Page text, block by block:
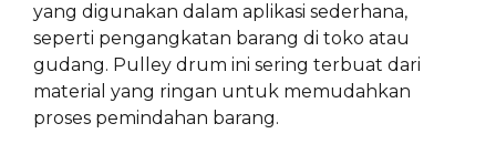
yang digunakan dalam aplikasi sederhana,
seperti pengangkatan barang di toko atau
gudang. Pulley drum ini sering terbuat dari
material yang ringan untuk memudahkan
proses pemindahan barang.